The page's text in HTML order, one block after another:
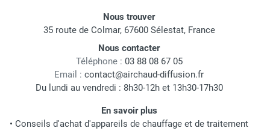
Nous trouver
35 route de Colmar, 67600 Sélestat, France
Nous contacter
Téléphone : 03 88 08 67 05
Email : contact@airchaud-diffusion.fr
Du lundi au vendredi : 8h30-12h et 13h30-17h30
En savoir plus
• Conseils d'achat d'appareils de chauffage et de traitement